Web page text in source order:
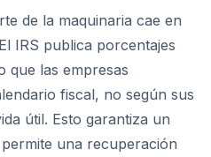
de la maquinaria cae en
IRS publica porcentajes
que las empresas
fiscal, no según sus
útil. Esto garantiza un
una recuperación